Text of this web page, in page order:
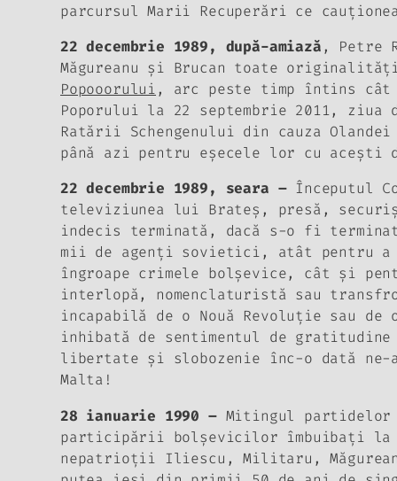
parcursul Marii Recuperări ce
22 decembrie 1989, după-amiază, Petre
Măgureanu şi Brucan toate
Popooorului, arc peste timp întins cât
Poporului la 22 septembrie 2011, ziua
Ratării Schengenului din cauza
până azi pentru eşecele lor cu aceşti
22 decembrie 1989, seara –Începutul
televiziunea lui Brateş, presă,
indecis terminată, dacă s-o fi
mii de agenţi sovietici, atât
îngroape crimele bolşevice, cât şi
interlopă, nomenclaturistă sau
incapabilă de o Nouă Revoluţie sau
inhibată de sentimentul de
libertate şi slobozenie înc-o dată ne-
Malta!
28 ianuarie 1990 –Mitingul partidelor
participării bolşevicilor îmbuibaţi la
nepatrioţii Iliescu, Militaru,